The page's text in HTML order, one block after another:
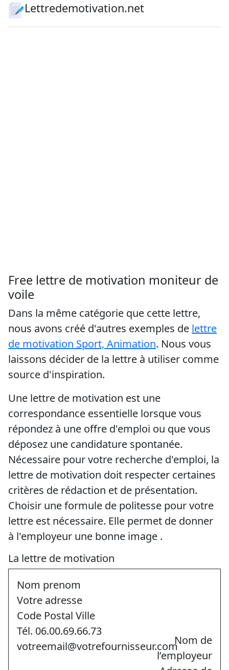
Lettredemotivation.net
Free lettre de motivation moniteur de
voile
Dans la même catégorie que cette lettre,
nous avons créé d'autres exemples de lettre
de motivation Sport, Animation. Nous vous
laissons décider de la lettre à utiliser comme
source d'inspiration.
Une lettre de motivation est une
correspondance essentielle lorsque vous
répondez à une offre d'emploi ou que vous
déposez une candidature spontanée.
Nécessaire pour votre recherche d'emploi, la
lettre de motivation doit respecter certaines
critères de rédaction et de présentation.
Choisir une formule de politesse pour votre
lettre est nécessaire. Elle permet de donner
à l'employeur une bonne image .
La lettre de motivation
Nom prenom
Votre adresse
Code Postal Ville
Tél. 06.00.69.66.73
votreemail@votrefournisseur.comNom de
l’employeur